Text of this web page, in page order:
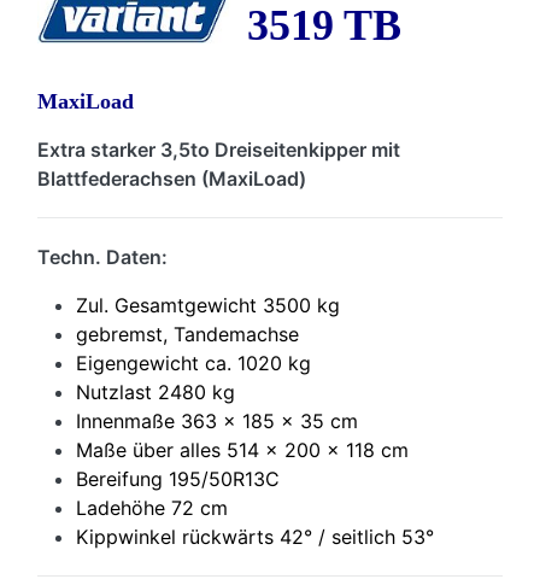
3519 TB
MaxiLoad
Extra starker 3,5to Dreiseitenkipper mit
Blattfederachsen (MaxiLoad)
Techn. Daten:
Zul. Gesamtgewicht 3500 kg
gebremst, Tandemachse
Eigengewicht ca. 1020 kg
Nutzlast 2480 kg
Innenmaße 363 x 185 x 35 cm
Maße über alles 514 x 200 x 118 cm
Bereifung 195/50R13C
Ladehöhe 72 cm
Kippwinkel rückwärts 42° / seitlich 53°